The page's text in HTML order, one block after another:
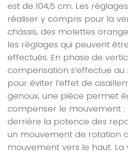
est de 104,5 cm. Les
réaliser y compris pour la
châssis, des molettes
les réglages qui peuvent
effectués. En phase de
compensation s’effectue au
pour éviter l’effet de
genoux, une pièce permet
compenser le mouvement :
derrière la potence des
un mouvement de rotation
mouvement vers le haut. La